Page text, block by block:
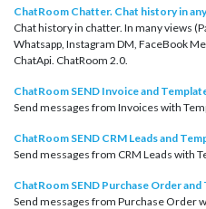
ChatRoom Chatter. Chat history in
Chat history in chatter. In many views
Whatsapp, Instagram DM, FaceBook
ChatApi. ChatRoom 2.0.
ChatRoom SEND Invoice and
Send messages from Invoices with
ChatRoom SEND CRM Leads and
Send messages from CRM Leads with
ChatRoom SEND Purchase Order
Send messages from Purchase Order